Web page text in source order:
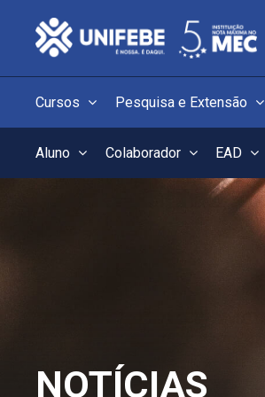
Cursos Pesquisa e Extensão
Aluno Colaborador EAD
NOTÍCIAS